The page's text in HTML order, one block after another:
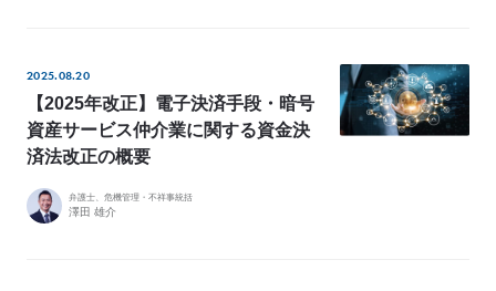
例
Z
e
o
2025.08.20
【2025年改正】電子決済手段・暗号
資産サービス仲介業に関する資金決
済法改正の概要
弁護士、危機管理・不祥事統括
澤田 雄介